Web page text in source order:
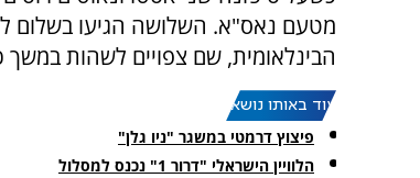
מטעם נאס"א. השלושה הגיעו בשלום
הבינלאומית, שם צפויים לשהות במשך
עוד באותו נושא:
פיצוץ דרמטי במשגר "ניו גלן"
הלוויין הישראלי "דרור 1" נכנס למסלול